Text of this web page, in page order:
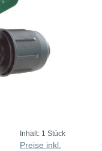
Inhalt: 1 Stück
Preise inkl.